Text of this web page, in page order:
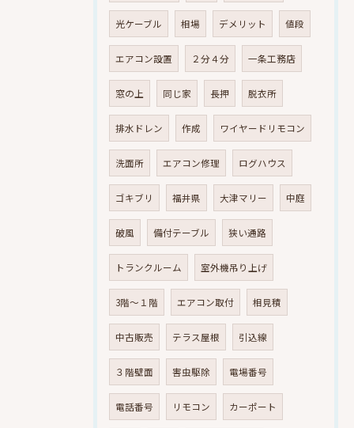
光ケーブル 相場 デメリット 値段
エアコン設置 ２分４分 一条工務店
窓の上 同じ家 長押 脱衣所
排水ドレン 作成 ワイヤードリモコン
洗面所 エアコン修理 ログハウス
ゴキブリ 福井県 大津マリー 中庭
破風 備付テーブル 狭い通路
トランクルーム 室外機吊り上げ
3階～１階 エアコン取付 相見積
中古販売 テラス屋根 引込線
３階壁面 害虫駆除 電場番号
電話番号 リモコン カーポート